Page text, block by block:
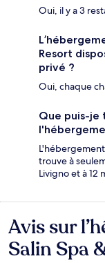
Oui, il y a 3
Resort
privé ?
Oui, chaque
Que puis-je
trouve à
Livigno et à 12
Avis
Avis sur
Salin Spa